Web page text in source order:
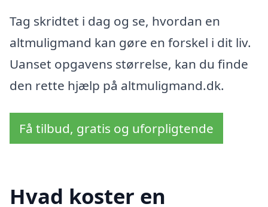
Tag skridtet i dag og se, hvordan en
altmuligmand kan gøre en forskel i dit liv.
Uanset opgavens størrelse, kan du finde
den rette hjælp på altmuligmand.dk.
Få tilbud, gratis og uforpligtende
Hvad koster en